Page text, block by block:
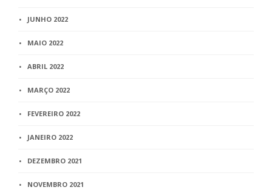
JUNHO 2022
MAIO 2022
ABRIL 2022
MARÇO 2022
FEVEREIRO 2022
JANEIRO 2022
DEZEMBRO 2021
NOVEMBRO 2021